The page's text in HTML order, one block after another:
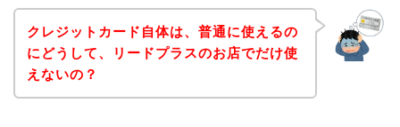
クレジットカード自体は、普通に使えるの
にどうして、リードプラスのお店でだけ使
えないの？